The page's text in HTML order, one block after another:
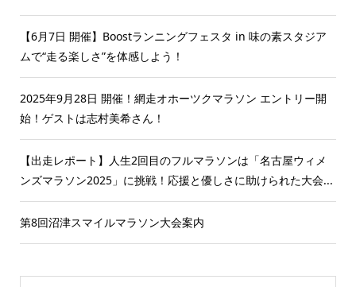
【6月7日 開催】Boostランニングフェスタ in 味の素スタジア
ムで“走る楽しさ”を体感しよう！
2025年9月28日 開催！網走オホーツクマラソン エントリー開
始！ゲストは志村美希さん！
【出走レポート】人生2回目のフルマラソンは「名古屋ウィメ
ンズマラソン2025」に挑戦！応援と優しさに助けられた大会...
第8回沼津スマイルマラソン大会案内